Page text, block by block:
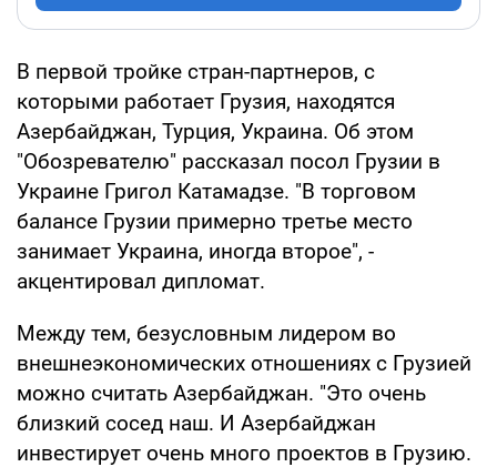
В первой тройке стран-партнеров, с
которыми работает Грузия, находятся
Азербайджан, Турция, Украина. Об этом
"Обозревателю" рассказал посол Грузии в
Украине Григол Катамадзе. "В торговом
балансе Грузии примерно третье место
занимает Украина, иногда второе", -
акцентировал дипломат.
Между тем, безусловным лидером во
внешнеэкономических отношениях с Грузией
можно считать Азербайджан. "Это очень
близкий сосед наш. И Азербайджан
инвестирует очень много проектов в Грузию.